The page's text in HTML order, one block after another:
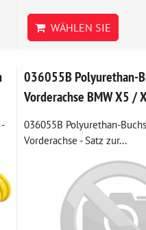
WÄHLEN SIE
036055B Polyurethan-
Vorderachse BMW X5 /
036055B Polyurethan-
Vorderachse - Satz zur...